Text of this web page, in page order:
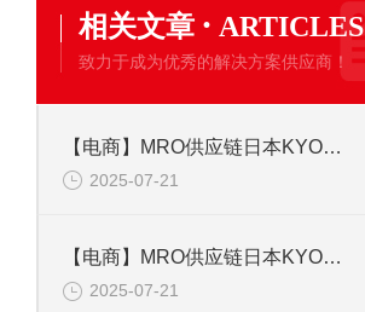
相关文章 · ARTICLES
致力于成为优秀的解决方案供应商！
【电商】MRO供应链日本KYOWA共和 应变片 KFGS-1-350-C1-23L5M3R
2025-07-21
【电商】MRO供应链日本KYOWA共和 应变片 KFGS-1-120-D16-11L5M3S
2025-07-21